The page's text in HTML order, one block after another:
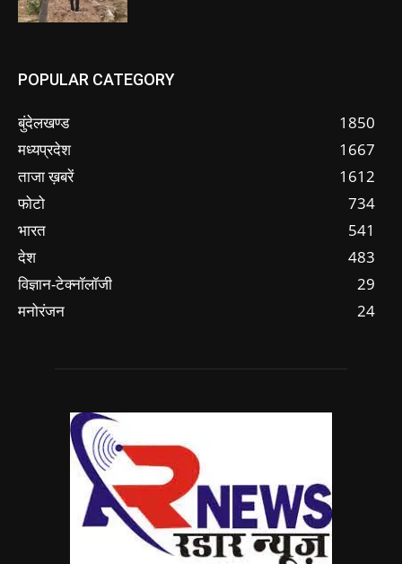
POPULAR CATEGORY
बुंदेलखण्ड
1850
मध्यप्रदेश
1667
ताजा ख़बरें
1612
फोटो
734
भारत
541
देश
483
विज्ञान-टेक्नॉलॉजी
29
मनोरंजन
24